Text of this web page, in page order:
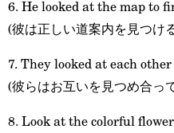
6. He looked at the map to
(彼は正しい道案内を見つけ
7. They looked at each
(彼らはお互いを見つめ合っ
8. Look at the colorful